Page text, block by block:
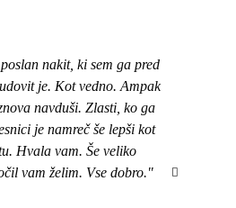
nakit, ki sem ga pred
je. Kot vedno. Ampak
navduši. Zlasti, ko ga
je namreč še lepši kot
Hvala vam. Še veliko
vam želim. Vse dobro."